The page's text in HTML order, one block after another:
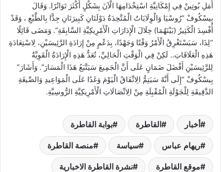
أَمَلِ بُوتِينْ فِي إِمْكَانِيَّةِ اسْتِخْدَامِهَا الْآنَ بِشَكْلٍ أَكْثَرَ تَوَاتُرًا. وَقَالَ
بِيسْكُوفْ “رُوسْيَا وَالْوِلَايَاتُ الْمُتَّحِدَةُ دَوْلَتَانِ كَبِيرَتَانِ جِدًّا بِالطَّبْعِ ، وَقَدْ
أُفْسِدَ الْكَثِيرُ (بَيْنَهُمَا) خِلَالَ الْإِدَارَاتِ الْأَمْرِيكِيَّةِ السَّابِقَةِ”. وَمَضَى قَائِلًا
“لِذَا، سَيَسْتَغْرِقُ الْأَمْرُ وَقْتًا وَجَهْدًا، بِدَعْمٍ مِنْ إِرَادَةِ الرَّئِيسَيْنِ، لِاسْتِعَادَةِ
هَذِهِ الْعَلَاقَاتِ.. لَكِنْ فِي الْوَقْتِ الْحَالِيِّ، تُعَدُّ هَذِهِ الْإِرَادَةُ الْقَوِيَّةُ
لِلرَّئِيسَيْنِ أَفْضَلَ ضَمَانٍ عَلَى أَنَّ الْجَمِيعَ سَيَتَّبَعُ هَذَا الْمَسَارَ”. وَأَشَارَ”
بِيسْكُوفْ “إِلَى أَنَّهُ سَيَتِمُّ الِاتِّفَاقُ الْيَوْمَ وَغَدًا عَلَى الْمَوَاعِيدِ وَالصِّيغَةِ
الدَّقِيقَةِ لِلْجَوْلَةِ الْمُقْبِلَةِ مِنْ الِاتِّصَالَاتِ الْأَمْرِيكِيَّةِ الرُّوسِيَّةِ.
أخبار القاطرة بوابة القاطرة
ريهام عباس سياسة منصة القاطرة
موقع القاطرة نشرة القاطرة الاخبارية